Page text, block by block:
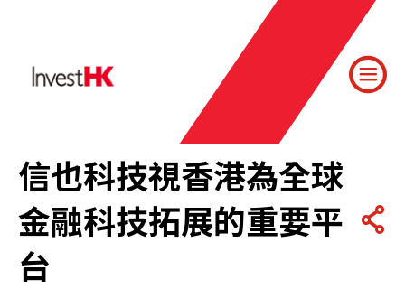
信也科技視香港為全球
金融科技拓展的重要平
台